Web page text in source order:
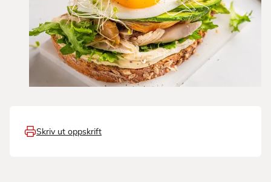
Skriv ut oppskrift